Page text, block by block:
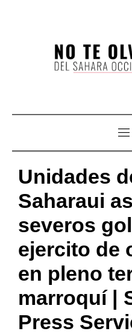
Unidades
Saharaui
severos
ejercito de
en pleno
marroquí |
Press